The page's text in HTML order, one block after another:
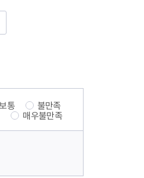
보통
불만족
매우불만족